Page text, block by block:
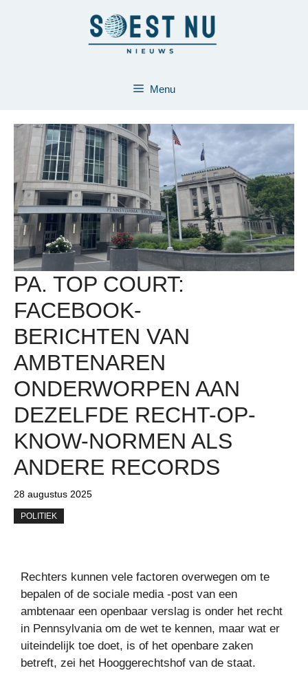
Menu
PA. TOP COURT:
FACEBOOK-
BERICHTEN VAN
AMBTENAREN
ONDERWORPEN AAN
DEZELFDE RECHT-OP-
KNOW-NORMEN ALS
ANDERE RECORDS
28 augustus 2025
POLITIEK
Rechters kunnen vele factoren overwegen om te
bepalen of de sociale media -post van een
ambtenaar een openbaar verslag is onder het recht
in Pennsylvania om de wet te kennen, maar wat er
uiteindelijk toe doet, is of het openbare zaken
betreft, zei het Hooggerechtshof van de staat.